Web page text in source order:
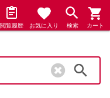
閲覧履歴 お気に入り 検索 カート